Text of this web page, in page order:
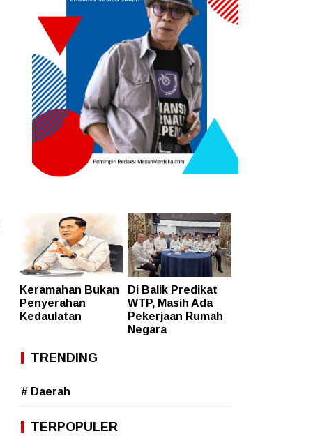
Keramahan Bukan
Penyerahan
Kedaulatan
Di Balik Predikat
WTP, Masih Ada
Pekerjaan Rumah
Negara
TRENDING
# Daerah
TERPOPULER